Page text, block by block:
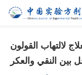
لالتهاب القولون